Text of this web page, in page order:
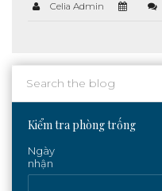
Celia Admin
Kiểm tra phòng trống